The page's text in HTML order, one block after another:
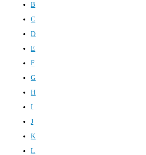
B
C
D
E
F
G
H
I
J
K
L